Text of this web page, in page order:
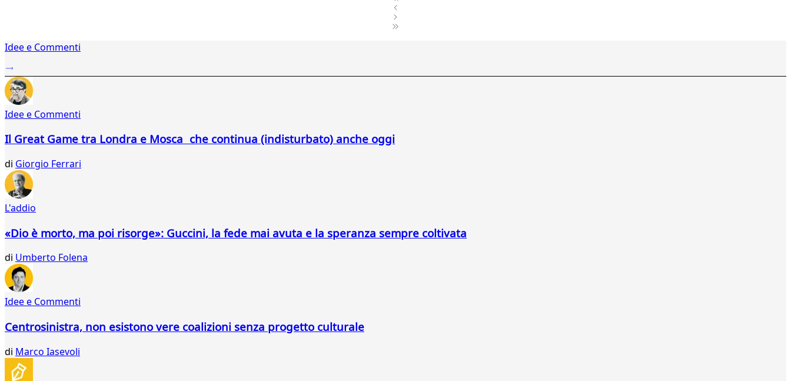
2Idee e Commenti
Idee e Commenti
Il Great Game tra Londra e Mosca che continua (indisturbato) anche oggi
di Giorgio Ferrari
L'addio
«Dio è morto, ma poi risorge»: Guccini, la fede mai avuta e la speranza sempre coltivata
di Umberto Folena
Idee e Commenti
Centrosinistra, non esistono vere coalizioni senza progetto culturale
di Marco Iasevoli